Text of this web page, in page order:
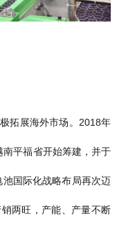
拓展海外市场。2018年
平福省开始筹建，并于
国际化战略布局再次迈
两旺，产能、产量不断